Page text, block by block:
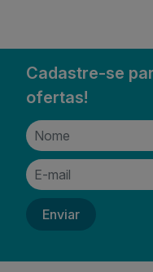
Cadastre-se
ofertas!